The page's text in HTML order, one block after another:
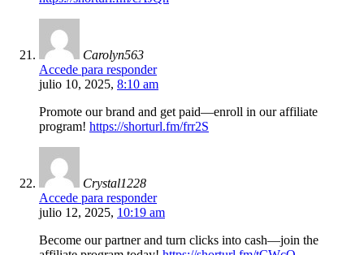
Carolyn563
Accede para responder
julio 10, 2025, 8:10 am
Promote our brand and get paid—enroll in our affiliate
program! https://shorturl.fm/frr2S
Crystal1228
Accede para responder
julio 12, 2025, 10:19 am
Become our partner and turn clicks into cash—join the